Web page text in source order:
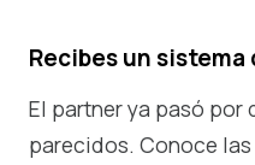
Recibes un
El partner ya pasó por
parecidos. Conoce